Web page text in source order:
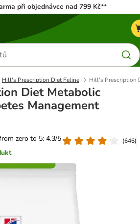
při objednávce nad 799 Kč**
Hill's Prescription Diet Feline Hill's Prescription
Diet Metabolic
Management
zero to 5: 4.3/5
(646)